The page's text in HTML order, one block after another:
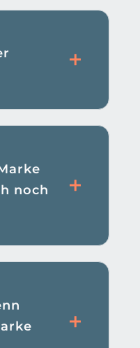
noch